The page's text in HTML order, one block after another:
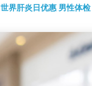
世界肝炎日优惠 男性体检